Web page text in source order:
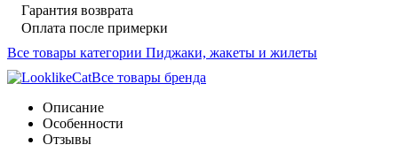
Гарантия возврата
Оплата после примерки
Все товары категории Пиджаки, жакеты и жилеты
Все товары бренда
Описание
Особенности
Отзывы